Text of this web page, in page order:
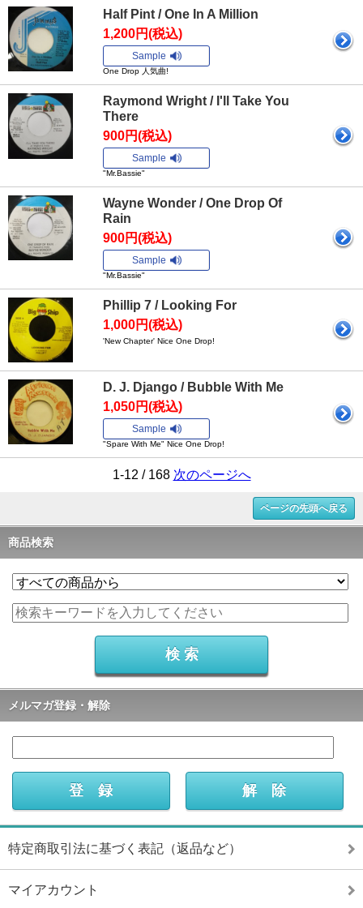
Half Pint / One In A Million
1,200円(税込)
Sample
One Drop 人気曲!
Raymond Wright / I'll Take You
There
900円(税込)
Sample
"Mr.Bassie"
Wayne Wonder / One Drop Of
Rain
900円(税込)
Sample
"Mr.Bassie"
Phillip 7 / Looking For
1,000円(税込)
'New Chapter' Nice One Drop!
D. J. Django / Bubble With Me
1,050円(税込)
Sample
"Spare With Me" Nice One Drop!
1-12 / 168 次のページへ
ページの先頭へ戻る
商品検索
メルマガ登録・解除
特定商取引法に基づく表記（返品など）
マイアカウント